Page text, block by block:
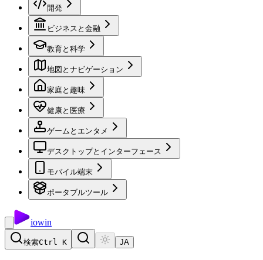
開発
ビジネスと金融
教育と科学
地図とナビゲーション
家庭と趣味
健康と医療
ゲームとエンタメ
デスクトップとインターフェース
モバイル端末
ポータブルツール
iowin
検索Ctrl K JA